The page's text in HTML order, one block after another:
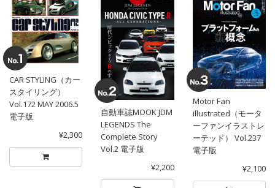
CAR STYLING（カー
スタイリング）
Vol.172 MAY 2006.5
電子版
¥2,300
自動車誌MOOK JDM
LEGENDS The
Complete Story
Vol.2 電子版
¥2,200
Motor Fan
illustrated（モータ
ーファンイラストレ
ーテッド） Vol.237
電子版
¥2,100